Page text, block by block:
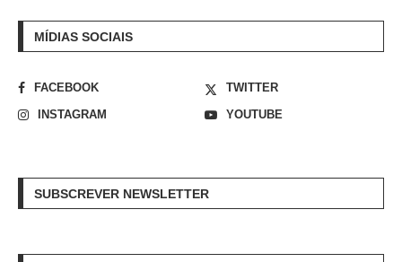
MÍDIAS SOCIAIS
FACEBOOK
TWITTER
INSTAGRAM
YOUTUBE
SUBSCREVER NEWSLETTER